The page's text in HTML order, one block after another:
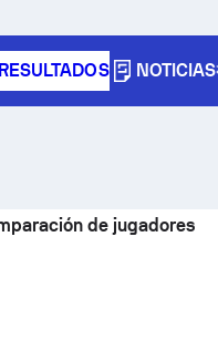
NOTICIAS
de jugadores